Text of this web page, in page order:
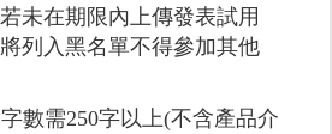
未在期限內上傳發表試用
列入黑名單不得參加其他
數需250字以上(不含產品介